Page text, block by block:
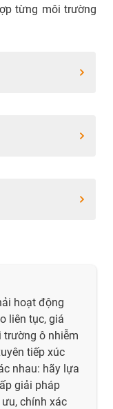
từng môi trường
hoạt động
liên tục, giá
trường ô nhiễm
tiếp xúc
nhau: hãy lựa
giải pháp
chính xác